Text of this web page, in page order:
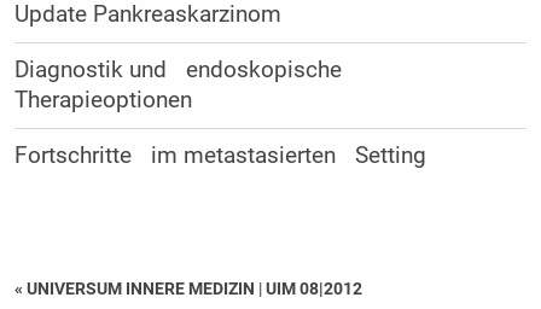
Update Pankreaskarzinom
Diagnostik und endoskopische
Therapieoptionen
Fortschritte im metastasierten Setting
« UNIVERSUM INNERE MEDIZIN |UIM 08|2012